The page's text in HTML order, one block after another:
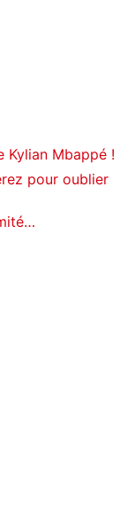
Kylian Mbappé !
pour oublier